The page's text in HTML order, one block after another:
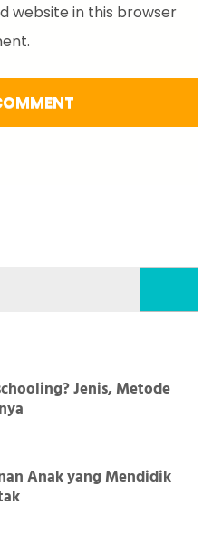
website in this browser
Jenis, Metode
Anak yang Mendidik